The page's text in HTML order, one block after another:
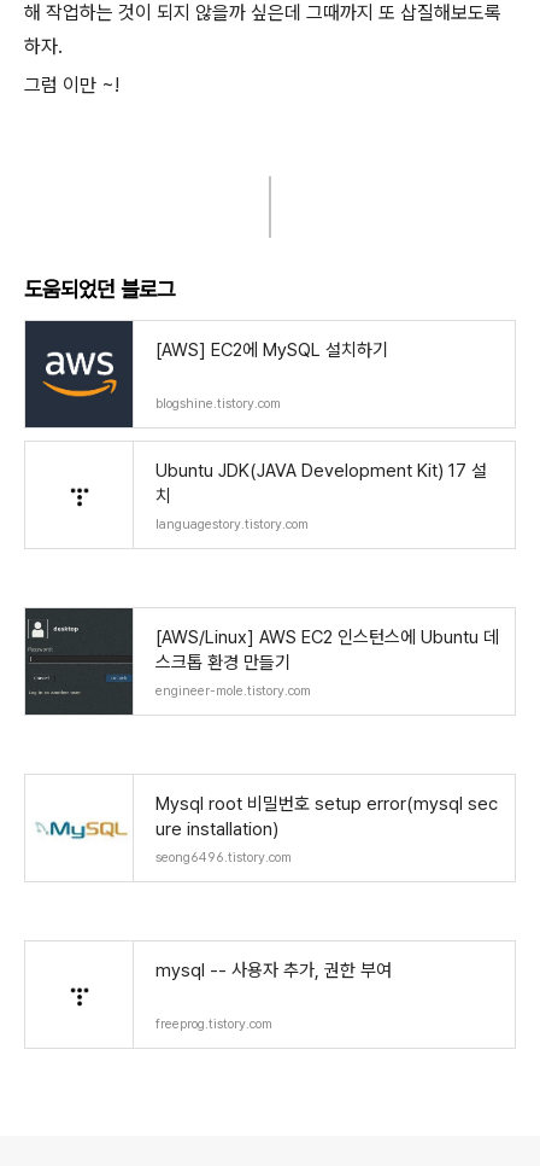
해 작업하는 것이 되지 않을까 싶은데 그때까지 또 삽질해보도록
하자.
그럼 이만 ~!
도움되었던 블로그
[AWS] EC2에 MySQL 설치하기
blogshine.tistory.com
Ubuntu JDK(JAVA Development Kit) 17 설
치
languagestory.tistory.com
[AWS/Linux] AWS EC2 인스턴스에 Ubuntu 데
스크톱 환경 만들기
engineer-mole.tistory.com
Mysql root 비밀번호 setup error(mysql sec
ure installation)
seong6496.tistory.com
mysql -- 사용자 추가, 권한 부여
freeprog.tistory.com